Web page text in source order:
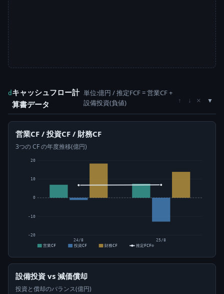
d キャッシュフロー計
算書データ
単位:億円 / 推定FCF = 営業CF +
設備投資(負値)
↑ ↓ ×
営業CF / 投資CF / 財務CF
3つの CF の年度推移(億円)
-20
-10
0
10
20
24/8
25/8
営業CF
投資CF 財務CF 推定FCF⊙
設備投資 vs 減価償却
投資と償却のバランス(億円)